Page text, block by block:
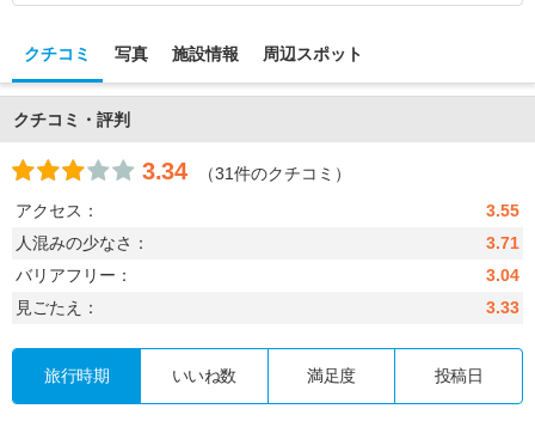
クチコミ 写真 施設情報 周辺スポット
クチコミ・評判
3.34
（31件のクチコミ）
アクセス：
3.55
人混みの少なさ：
3.71
バリアフリー：
3.04
見ごたえ：
3.33
旅行時期 いいね数 満足度 投稿日